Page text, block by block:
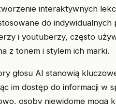
interaktywnych
do
i youtuberzy, często
z tonem i stylem ich marki.
głosu AI stanowią
im dostęp do informacji w
osoby niewidome mogą